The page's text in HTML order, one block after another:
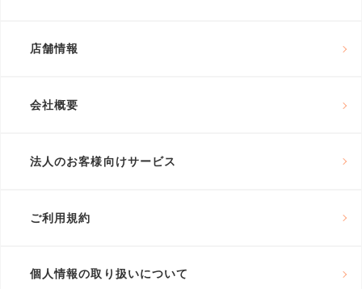
店舗情報
会社概要
法人のお客様向けサービス
ご利用規約
個人情報の取り扱いについて